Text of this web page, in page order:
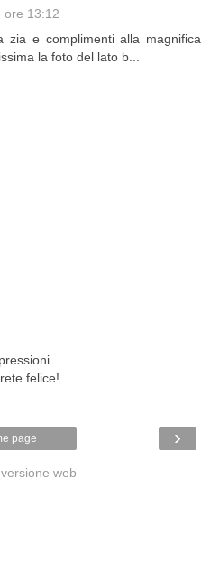
ore 13:12
zia e complimenti alla magnifica
la foto del lato b...
felice!
›
page
web